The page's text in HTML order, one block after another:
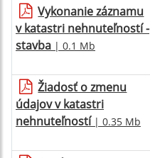
Vykonanie záznamu
v katastri nehnuteľností -
stavba | 0.1 Mb
Žiadosť o zmenu
údajov v katastri
nehnuteľností| 0.35 Mb